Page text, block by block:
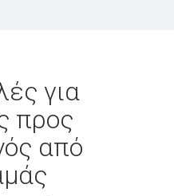
για
προς
από